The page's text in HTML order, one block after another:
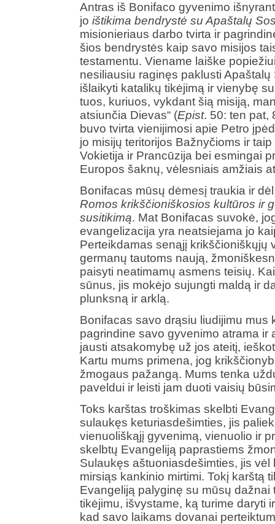
Antras iš Bonifaco gyvenimo
jo ištikima bendrystė su Apaštalų
misionieriaus darbo tvirta ir
šios bendrystės kaip savo misijos
testamentu. Viename laiške
nesiliausiu raginęs paklusti
išlaikyti katalikų tikėjimą ir vienybę
tuos, kuriuos, vykdant šią misiją,
atsiunčia Dievas“ (Epist. 50: ten pat,
buvo tvirta vienijimosi apie Petro
jo misijų teritorijos Bažnyčioms ir
Vokietija ir Prancūzija bei esmingai
Europos šaknų, vėlesniais amžiais
Bonifacas mūsų dėmesį traukia ir
Romos krikščioniškosios kultūros ir
susitikimą. Mat Bonifacas suvokė,
evangelizacija yra neatsiejama jo
Perteikdamas senąjį krikščioniškųjų
germanų tautoms naują,
paisyti neatimamų asmens teisių.
sūnus, jis mokėjo sujungti maldą ir
plunksną ir arklą.
Bonifacas savo drąsiu liudijimu mus
pagrindine savo gyvenimo atrama ir
jausti atsakomybę už jos ateitį,
Kartu mums primena, jog
žmogaus pažangą. Mums tenka
paveldui ir leisti jam duoti vaisių
Toks karštas troškimas skelbti
sulaukęs keturiasdešimties, jis
vienuoliškąjį gyvenimą, vienuolio ir
skelbtų Evangeliją paprastiems
Sulaukęs aštuoniasdešimties, jis
mirsiąs kankinio mirtimi. Tokį karštą
Evangeliją palyginę su mūsų dažnai
tikėjimu, išvystame, ką turime daryti
kad savo laikams dovanai